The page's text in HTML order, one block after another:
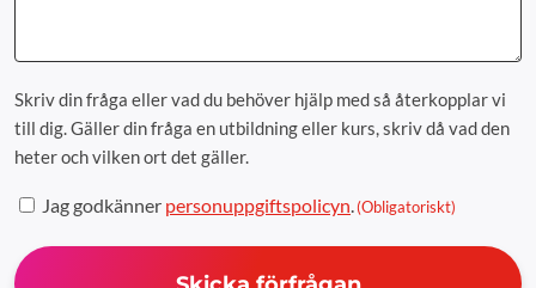
Skriv din fråga eller vad du behöver hjälp med så återkopplar vi
till dig. Gäller din fråga en utbildning eller kurs, skriv då vad den
heter och vilken ort det gäller.
Samtycke
Jag godkänner personuppgiftspolicyn.(Obligatoriskt)